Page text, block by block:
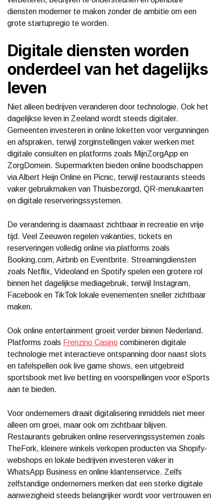
diensten moderner te maken zonder de ambitie om een
grote startupregio te worden.
Digitale diensten worden
onderdeel van het dagelijks
leven
Niet alleen bedrijven veranderen door technologie. Ook het
dagelijkse leven in Zeeland wordt steeds digitaler.
Gemeenten investeren in online loketten voor vergunningen
en afspraken, terwijl zorginstellingen vaker werken met
digitale consulten en platforms zoals MijnZorgApp en
ZorgDomein. Supermarkten bieden online boodschappen
via Albert Heijn Online en Picnic, terwijl restaurants steeds
vaker gebruikmaken van Thuisbezorgd, QR-menukaarten
en digitale reserveringssystemen.
De verandering is daarnaast zichtbaar in recreatie en vrije
tijd. Veel Zeeuwen regelen vakanties, tickets en
reserveringen volledig online via platforms zoals
Booking.com, Airbnb en Eventbrite. Streamingdiensten
zoals Netflix, Videoland en Spotify spelen een grotere rol
binnen het dagelijkse mediagebruik, terwijl Instagram,
Facebook en TikTok lokale evenementen sneller zichtbaar
maken.
Ook online entertainment groeit verder binnen Nederland.
Platforms zoals Frenzino Casino combineren digitale
technologie met interactieve ontspanning door naast slots
en tafelspellen ook live game shows, een uitgebreid
sportsbook met live betting en voorspellingen voor eSports
aan te bieden.
Voor ondernemers draait digitalisering inmiddels niet meer
alleen om groei, maar ook om zichtbaar blijven.
Restaurants gebruiken online reserveringssystemen zoals
TheFork, kleinere winkels verkopen producten via Shopify-
webshops en lokale bedrijven investeren vaker in
WhatsApp Business en online klantenservice. Zelfs
zelfstandige ondernemers merken dat een sterke digitale
aanwezigheid steeds belangrijker wordt voor vertrouwen en